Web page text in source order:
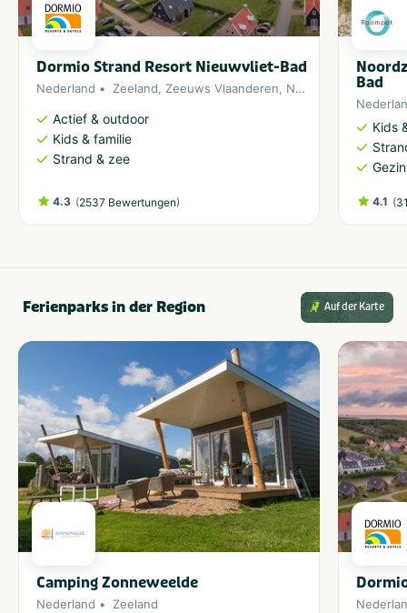
Dormio Strand Resort Nieuwvliet-Bad
Nederland Zeeland, Zeeuws Vlaanderen, Noordzee
Actief & outdoor
Kids & familie
Strand & zee
4.3 (2537 Bewertungen)
Bad
Kids
4.1 (
Ferienparks in der Region Auf der Karte
Camping Zonneweelde
Nederland Zeeland